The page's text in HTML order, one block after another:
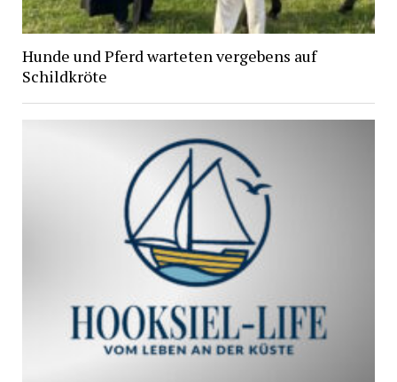
Hunde und Pferd warteten vergebens auf
Schildkröte